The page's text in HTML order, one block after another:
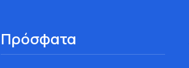
Πρόσφατα